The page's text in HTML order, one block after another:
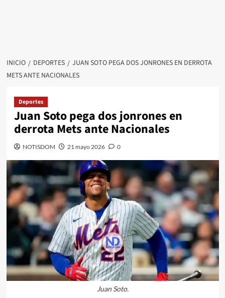
INICIO DEPORTES
JUAN SOTO PEGA DOS JONRONES EN DERROTA
METS ANTE NACIONALES
Deportes
Juan Soto pega dos jonrones en
derrota Mets ante Nacionales
NOTISDOM 21 mayo 2026 0
Juan Soto.